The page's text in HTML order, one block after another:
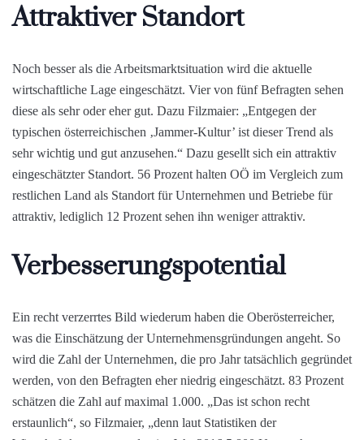
Attraktiver Standort
Noch besser als die Arbeitsmarktsituation wird die aktuelle
wirtschaftliche Lage eingeschätzt. Vier von fünf Befragten sehen
diese als sehr oder eher gut. Dazu Filzmaier: „Entgegen der
typischen österreichischen ‚Jammer-Kultur’ ist dieser Trend als
sehr wichtig und gut anzusehen.“ Dazu gesellt sich ein attraktiv
eingeschätzter Standort. 56 Prozent halten OÖ im Vergleich zum
restlichen Land als Standort für Unternehmen und Betriebe für
attraktiv, lediglich 12 Prozent sehen ihn weniger attraktiv.
Verbesserungspotential
Ein recht verzerrtes Bild wiederum haben die Oberösterreicher,
was die Einschätzung der Unternehmensgründungen angeht. So
wird die Zahl der Unternehmen, die pro Jahr tatsächlich gegründet
werden, von den Befragten eher niedrig eingeschätzt. 83 Prozent
schätzen die Zahl auf maximal 1.000. „Das ist schon recht
erstaunlich“, so Filzmaier, „denn laut Statistiken der